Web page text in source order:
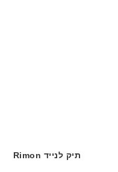
תיק לנייד Rimon